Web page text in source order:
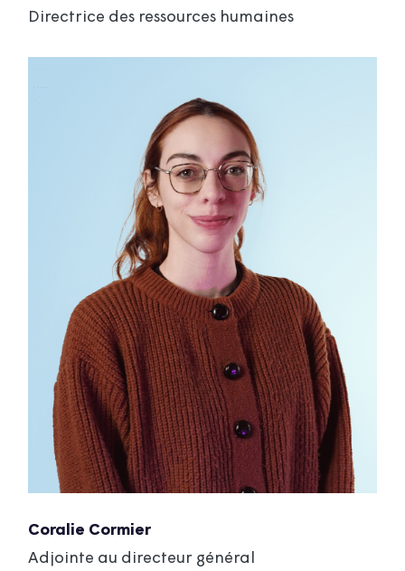
Directrice des ressources humaines
Coralie Cormier
Adjointe au directeur général